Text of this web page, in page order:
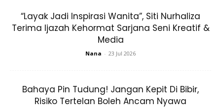
3. Alpha-H Liquid Gold
“Layak Jadi Inspirasi Wanita”, Siti Nurhaliza
Terima Ijazah Kehormat Sarjana Seni Kreatif &
Media
Nana - 23 Jul 2026
Bahaya Pin Tudung! Jangan Kepit Di Bibir,
Risiko Tertelan Boleh Ancam Nyawa